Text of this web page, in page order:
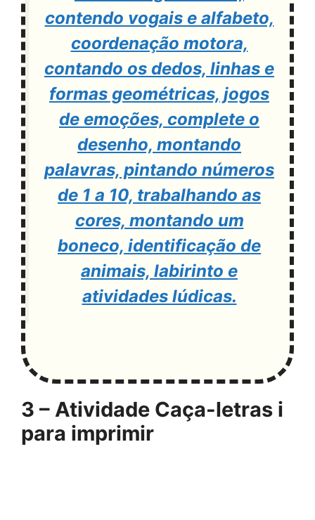
contendo vogais e alfabeto,
coordenação motora,
contando os dedos, linhas e
formas geométricas, jogos
de emoções, complete o
desenho, montando
palavras, pintando números
de 1 a 10, trabalhando as
cores, montando um
boneco, identificação de
animais, labirinto e
atividades lúdicas.
3 – Atividade Caça-letras i
para imprimir